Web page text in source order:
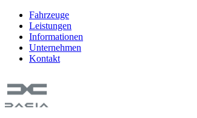
Fahrzeuge
Leistungen
Informationen
Unternehmen
Kontakt